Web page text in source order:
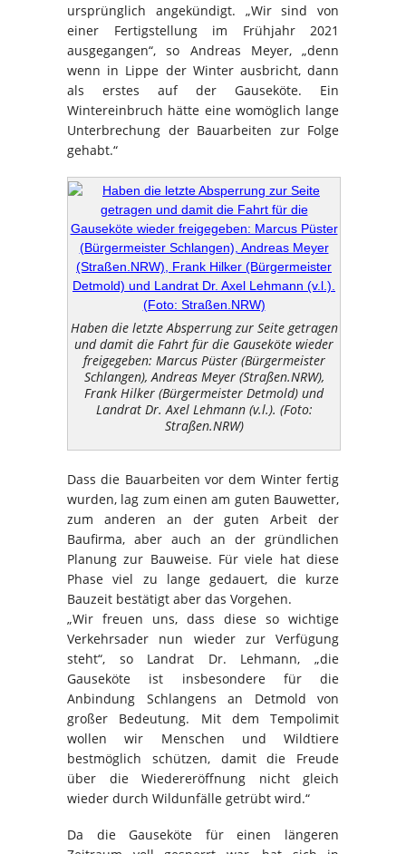
ursprünglich angekündigt. „Wir sind von
einer Fertigstellung im Frühjahr 2021
ausgegangen“, so Andreas Meyer, „denn
wenn in Lippe der Winter ausbricht, dann
als erstes auf der Gauseköte. Ein
Wintereinbruch hätte eine womöglich lange
Unterbrechung der Bauarbeiten zur Folge
gehabt.“
Haben die letzte Absperrung zur Seite getragen
und damit die Fahrt für die Gauseköte wieder
freigegeben: Marcus Püster (Bürgermeister
Schlangen), Andreas Meyer (Straßen.NRW),
Frank Hilker (Bürgermeister Detmold) und
Landrat Dr. Axel Lehmann (v.l.). (Foto:
Straßen.NRW)
Dass die Bauarbeiten vor dem Winter fertig
wurden, lag zum einen am guten Bauwetter,
zum anderen an der guten Arbeit der
Baufirma, aber auch an der gründlichen
Planung zur Bauweise. Für viele hat diese
Phase viel zu lange gedauert, die kurze
Bauzeit bestätigt aber das Vorgehen.
„Wir freuen uns, dass diese so wichtige
Verkehrsader nun wieder zur Verfügung
steht“, so Landrat Dr. Lehmann, „die
Gauseköte ist insbesondere für die
Anbindung Schlangens an Detmold von
großer Bedeutung. Mit dem Tempolimit
wollen wir Menschen und Wildtiere
bestmöglich schützen, damit die Freude
über die Wiedereröffnung nicht gleich
wieder durch Wildunfälle getrübt wird.“
Da die Gauseköte für einen längeren